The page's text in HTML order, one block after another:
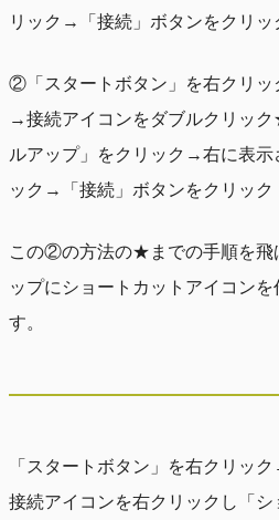
リック→「接続」ボタンをクリッ
②「スタートボタン」を右クリッ
→接続アイコンをダブルクリッ
ルアップ」をクリック→右に表示
ック→「接続」ボタンをクリック
この②の方法の★までの手順を飛
ップにショートカットアイコン
す。
「スタートボタン」を右クリッ
接続アイコンを右クリックし「